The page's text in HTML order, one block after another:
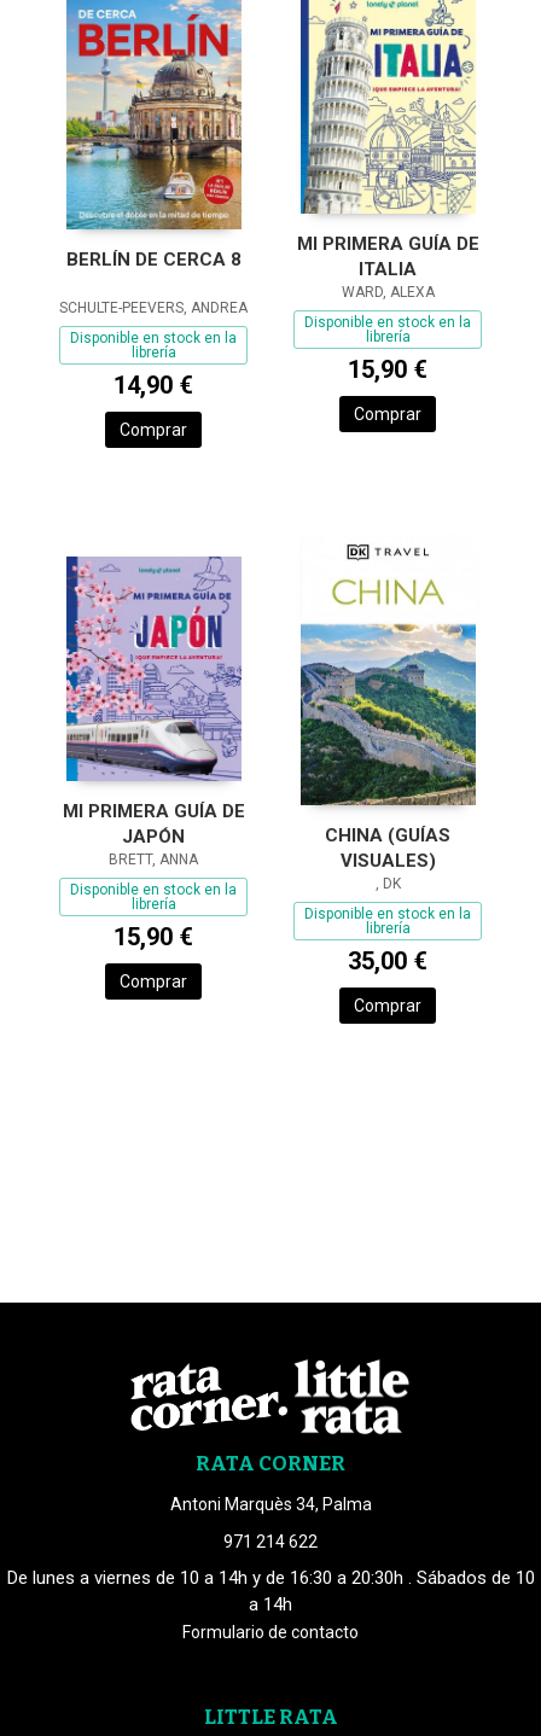
BERLÍN DE CERCA 8
SCHULTE-PEEVERS, ANDREA
Disponible en stock en la
librería
14,90 €
Comprar
MI PRIMERA GUÍA DE
ITALIA
WARD, ALEXA
Disponible en stock en la
librería
15,90 €
Comprar
MI PRIMERA GUÍA DE
JAPÓN
BRETT, ANNA
Disponible en stock en la
librería
15,90 €
Comprar
CHINA (GUÍAS
VISUALES)
, DK
Disponible en stock en la
librería
35,00 €
Comprar
RATA CORNER
Antoni Marquès 34, Palma
971 214 622
De lunes a viernes de 10 a 14h y de 16:30 a 20:30h . Sábados de 10
a 14h
Formulario de contacto
LITTLE RATA